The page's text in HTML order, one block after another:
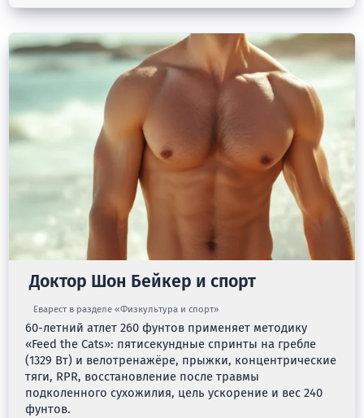
Доктор Шон Бейкер и спорт
Еварест в разделе «Физкультура и спорт»
60-летний атлет 260 фунтов применяет методику
«Feed the Cats»: пятисекундные спринты на гребле
(1329 Вт) и велотренажёре, прыжки, концентрические
тяги, RPR, восстановление после травмы
подколенного сухожилия, цель ускорение и вес 240
фунтов.